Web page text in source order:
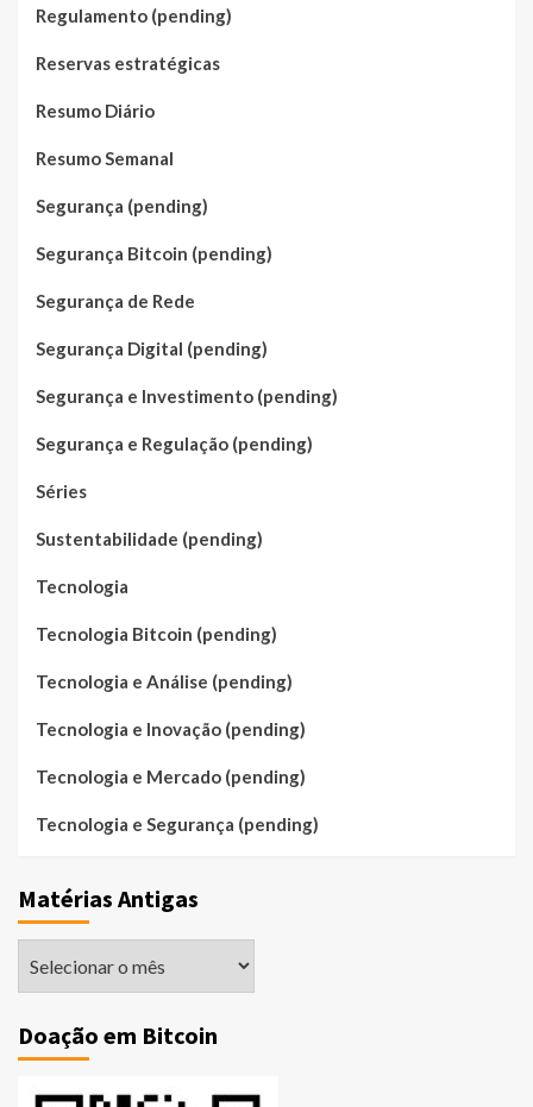
Regulamento (pending)
Reservas estratégicas
Resumo Diário
Resumo Semanal
Segurança (pending)
Segurança Bitcoin (pending)
Segurança de Rede
Segurança Digital (pending)
Segurança e Investimento (pending)
Segurança e Regulação (pending)
Séries
Sustentabilidade (pending)
Tecnologia
Tecnologia Bitcoin (pending)
Tecnologia e Análise (pending)
Tecnologia e Inovação (pending)
Tecnologia e Mercado (pending)
Tecnologia e Segurança (pending)
Matérias Antigas
Doação em Bitcoin